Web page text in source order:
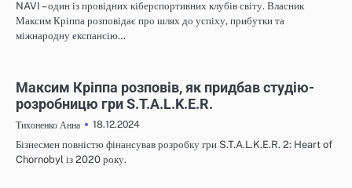
NAVI – один із провідних кіберспортивних клубів світу. Власник
Максим Кріппа розповідає про шлях до успіху, прибутки та
міжнародну експансію…
Максим Кріппа розповів, як придбав студію-
розробницю гри S.T.A.L.K.E.R.
Тихоненко Анна
18.12.2024
Бізнесмен повністю фінансував розробку гри S.T.A.L.K.E.R. 2: Heart of
Chornobyl із 2020 року.